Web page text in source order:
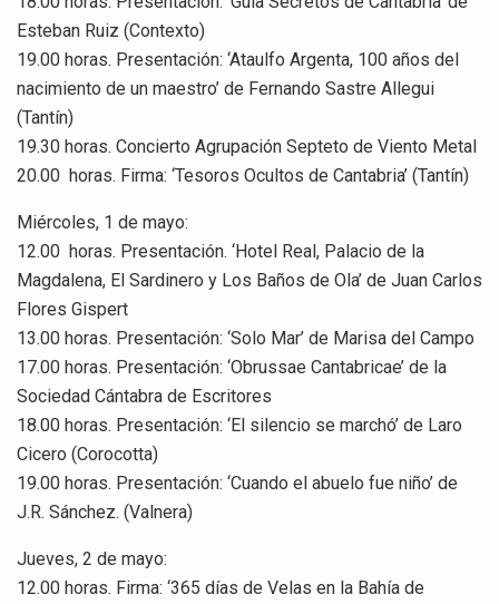
Esteban Ruiz (Contexto)
19.00 horas. Presentación: ‘Ataulfo Argenta, 100 años del
nacimiento de un maestro’ de Fernando Sastre Allegui
(Tantín)
19.30 horas. Concierto Agrupación Septeto de Viento Metal
20.00 horas. Firma: ‘Tesoros Ocultos de Cantabria’ (Tantín)
Miércoles, 1 de mayo:
12.00 horas. Presentación. ‘Hotel Real, Palacio de la
Magdalena, El Sardinero y Los Baños de Ola’ de Juan Carlos
Flores Gispert
13.00 horas. Presentación: ‘Solo Mar’ de Marisa del Campo
17.00 horas. Presentación: ‘Obrussae Cantabricae’ de la
Sociedad Cántabra de Escritores
18.00 horas. Presentación: ‘El silencio se marchó’ de Laro
Cicero (Corocotta)
19.00 horas. Presentación: ‘Cuando el abuelo fue niño’ de
J.R. Sánchez. (Valnera)
Jueves, 2 de mayo:
12.00 horas. Firma: ‘365 días de Velas en la Bahía de